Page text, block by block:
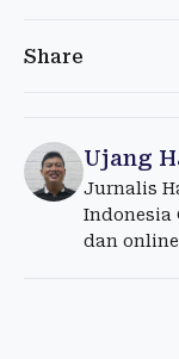
Share
Ujang
Jurnalis
Indonesia
dan online